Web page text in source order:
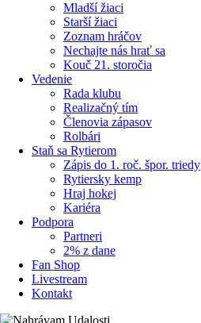
Mladší žiaci
Starší žiaci
Zoznam hráčov
Nechajte nás hrať sa
Kouč 21. storočia
Vedenie
Rada klubu
Realizačný tím
Členovia zápasov
Rolbári
Staň sa Rytierom
Zápis do 1. roč. špor. triedy
Rytiersky kemp
Hraj hokej
Kariéra
Podpora
Partneri
2% z dane
Fan Shop
Livestream
Kontakt